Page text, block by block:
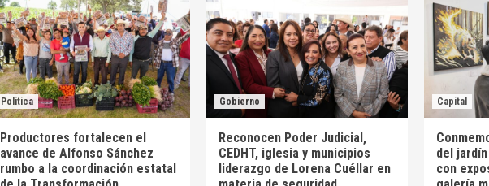
Política
Productores fortalecen el
avance de Alfonso Sánchez
rumbo a la coordinación estatal
Gobierno
Reconocen Poder Judicial,
CEDHT, iglesia y municipios
liderazgo de Lorena Cuéllar en
Capital
del
con